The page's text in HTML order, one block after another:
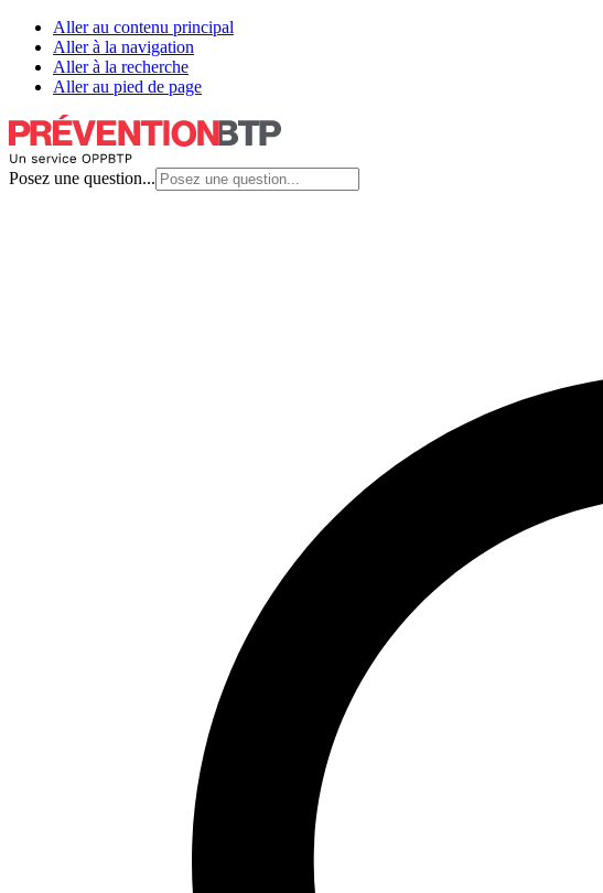
Aller au contenu principal
Aller à la navigation
Aller à la recherche
Aller au pied de page
Posez une question...